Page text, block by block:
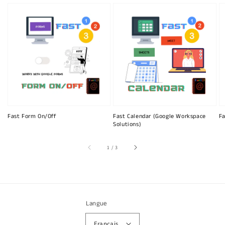
Fast Form On/Off
Fast Calendar (Google Workspace
Solutions)
1 /sur
3
Langue